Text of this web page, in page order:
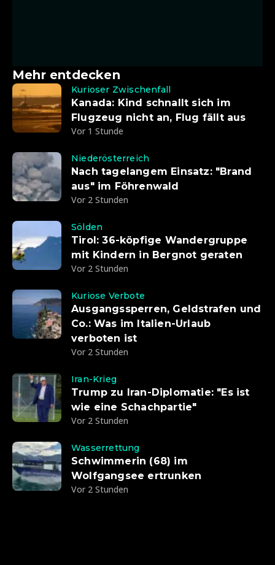
Mehr entdecken
Kurioser Zwischenfall
Kanada: Kind schnallt sich im
Flugzeug nicht an, Flug fällt aus
Vor 1 Stunde
Niederösterreich
Nach tagelangem Einsatz: "Brand
aus" im Föhrenwald
Vor 2 Stunden
Sölden
Tirol: 36-köpfige Wandergruppe
mit Kindern in Bergnot geraten
Vor 2 Stunden
Kuriose Verbote
Ausgangssperren, Geldstrafen und
Co.: Was im Italien-Urlaub
verboten ist
Vor 2 Stunden
Iran-Krieg
Trump zu Iran-Diplomatie: "Es ist
wie eine Schachpartie"
Vor 2 Stunden
Wasserrettung
Schwimmerin (68) im
Wolfgangsee ertrunken
Vor 2 Stunden